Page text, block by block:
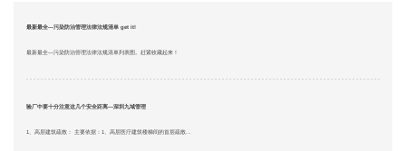
最新最全—污染防治管理法律法规清单 get it!
最新最全—污染防治管理法律法规清单列表图。赶紧收藏起来！
验厂中要十分注意这几个安全距离—深圳九域管理
1、高层建筑疏散： 主要依据：1、高层医疗建筑楼梯间的首层疏散...